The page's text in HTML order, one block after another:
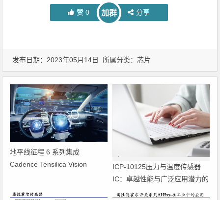
赞 0 加群 分享
发布日期：2023年05月14日 所属分类： 芯片
地平线征程 6 系列集成
Cadence Tensilica Vision
ICP-10125压力与温度传感器
IC：卓越性能与广泛应用潜力的
完美融合